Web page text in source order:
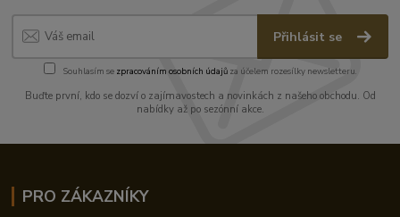
Přihlásit se
Souhlasím se zpracováním osobních údajůza účelem rozesílky newsletteru.
Buďte první, kdo se dozví o zajímavostech a novinkách z našeho obchodu. Od
nabídky až po sezónní akce.
PRO ZÁKAZNÍKY